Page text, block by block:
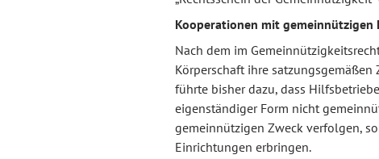
Kooperationen mit gemeinnützigen
Nach dem im
Körperschaft ihre
führte bisher dazu, dass
eigenständiger Form nicht
gemeinnützigen Zweck verfolgen,
Einrichtungen erbringen.